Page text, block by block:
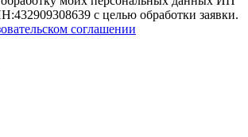
с целью обработки заявки.
соглашении